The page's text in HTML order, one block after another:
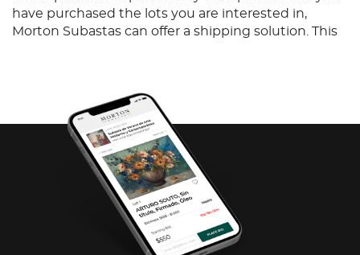
have purchased the lots you are interested in,
Morton Subastas can offer a shipping solution. This